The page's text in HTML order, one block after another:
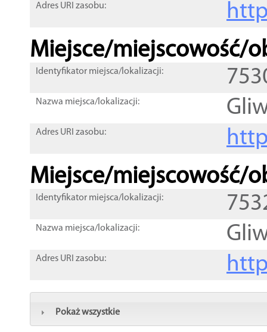
Adres URI zasobu:
Miejsce/miejscowość/
Identyfikator miejsca/lokalizacji:
Nazwa miejsca/lokalizacji:
Adres URI zasobu:
Miejsce/miejscowość/
Identyfikator miejsca/lokalizacji:
Nazwa miejsca/lokalizacji:
Adres URI zasobu:
Pokaż wszystkie